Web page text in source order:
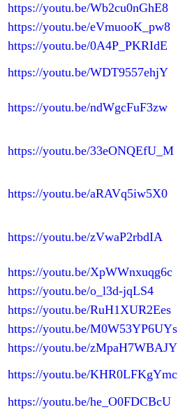
https://youtu.be/Wb2cu0nGhE8
https://youtu.be/eVmuooK_pw8
https://youtu.be/0A4P_PKRIdE
https://youtu.be/WDT9557ehjY
https://youtu.be/ndWgcFuF3zw
https://youtu.be/33eONQEfU_M
https://youtu.be/aRAVq5iw5X0
https://youtu.be/zVwaP2rbdIA
https://youtu.be/XpWWnxuqg6c
https://youtu.be/o_l3d-jqLS4
https://youtu.be/RuH1XUR2Ees
https://youtu.be/M0W53YP6UYs
https://youtu.be/zMpaH7WBAJY
https://youtu.be/KHR0LFKgYmc
https://youtu.be/he_O0FDCBcU